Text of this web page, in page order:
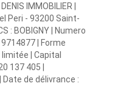
IMMOBILIER |
Peri - 93200 Saint-
: BOBIGNY | Numero
| Forme
| Capital
137 405 |
de délivrance :